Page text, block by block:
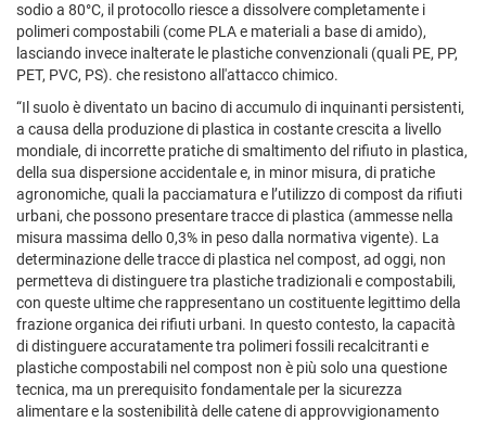
sodio a 80°C, il protocollo riesce a dissolvere completamente i
polimeri compostabili (come PLA e materiali a base di amido),
lasciando invece inalterate le plastiche convenzionali (quali PE, PP,
PET, PVC, PS). che resistono all'attacco chimico.
“Il suolo è diventato un bacino di accumulo di inquinanti persistenti,
a causa della produzione di plastica in costante crescita a livello
mondiale, di incorrette pratiche di smaltimento del rifiuto in plastica,
della sua dispersione accidentale e, in minor misura, di pratiche
agronomiche, quali la pacciamatura e l’utilizzo di compost da rifiuti
urbani, che possono presentare tracce di plastica (ammesse nella
misura massima dello 0,3% in peso dalla normativa vigente). La
determinazione delle tracce di plastica nel compost, ad oggi, non
permetteva di distinguere tra plastiche tradizionali e compostabili,
con queste ultime che rappresentano un costituente legittimo della
frazione organica dei rifiuti urbani. In questo contesto, la capacità
di distinguere accuratamente tra polimeri fossili recalcitranti e
plastiche compostabili nel compost non è più solo una questione
tecnica, ma un prerequisito fondamentale per la sicurezza
alimentare e la sostenibilità delle catene di approvvigionamento